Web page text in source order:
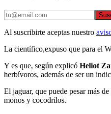
Al suscribirte aceptas nuestro
La científico,expuso que para el
Y es que, según explicó Heliot
herbívoros, además de ser un
El jaguar, que puede pesar más
monos y cocodrilos.